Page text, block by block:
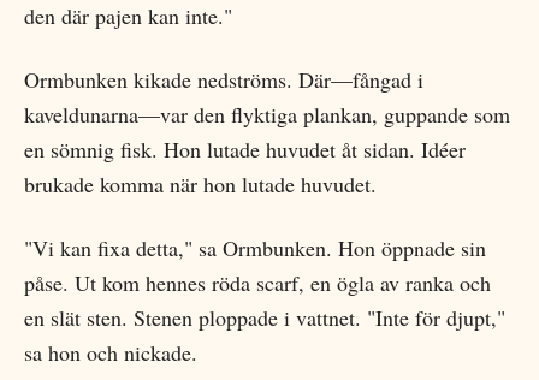
den där pajen kan inte."
Ormbunken kikade nedströms. Där—fångad i
kaveldunarna—var den flyktiga plankan, guppande som
en sömnig fisk. Hon lutade huvudet åt sidan. Idéer
brukade komma när hon lutade huvudet.
"Vi kan fixa detta," sa Ormbunken. Hon öppnade sin
påse. Ut kom hennes röda scarf, en ögla av ranka och
en slät sten. Stenen ploppade i vattnet. "Inte för djupt,"
sa hon och nickade.